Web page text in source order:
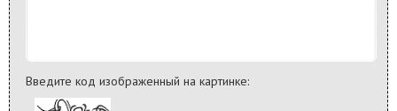
Введите код изображенный на картинке: